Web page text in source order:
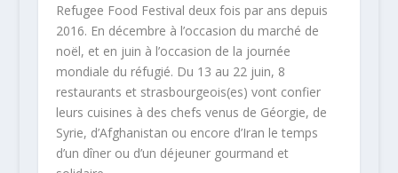
Refugee Food Festival deux fois par ans depuis
2016. En décembre à l’occasion du marché de
noël, et en juin à l’occasion de la journée
mondiale du réfugié. Du 13 au 22 juin, 8
restaurants et strasbourgeois(es) vont confier
leurs cuisines à des chefs venus de Géorgie, de
Syrie, d’Afghanistan ou encore d’Iran le temps
d’un dîner ou d’un déjeuner gourmand et